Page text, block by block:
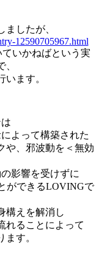
したが、
12590705967.html
いかねばという実
ます。
よって構築された
や、邪波動を＜無効
影響を受けずに
ができるLOVINGで
構えを解消し
れることによって
す。